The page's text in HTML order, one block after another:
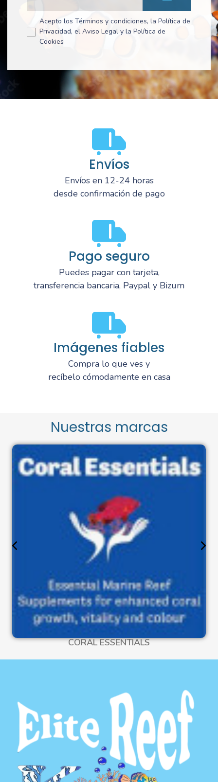
Acepto los Términos y condiciones, la Política de
Privacidad, el Aviso Legal y la Política de
Cookies
Envíos
Envíos en 12-24 horas
desde confirmación de pago
Pago seguro
Puedes pagar con tarjeta,
transferencia bancaria, Paypal y Bizum
Imágenes fiables
Compra lo que ves y
recíbelo cómodamente en casa
Nuestras marcas
CORAL ESSENTIALS